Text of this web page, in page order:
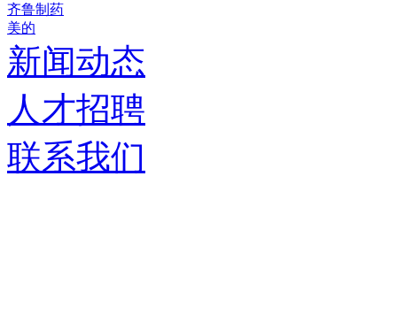
齐鲁制药
美的
新闻动态
人才招聘
联系我们